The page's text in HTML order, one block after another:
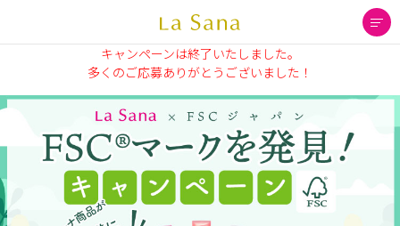
キャンペーンは終了いたしました。
多くのご応募ありがとうございました！